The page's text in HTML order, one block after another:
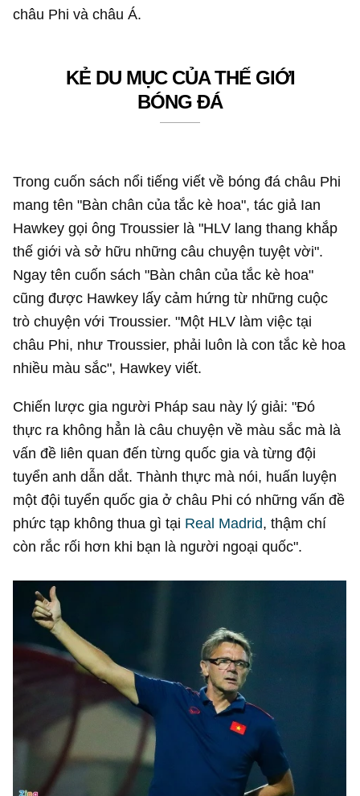
châu Phi và châu Á.
KẺ DU MỤC CỦA THẾ GIỚI
BÓNG ĐÁ
Trong cuốn sách nổi tiếng viết về bóng đá châu Phi
mang tên "Bàn chân của tắc kè hoa", tác giả Ian
Hawkey gọi ông Troussier là "HLV lang thang khắp
thế giới và sở hữu những câu chuyện tuyệt vời".
Ngay tên cuốn sách "Bàn chân của tắc kè hoa"
cũng được Hawkey lấy cảm hứng từ những cuộc
trò chuyện với Troussier. "Một HLV làm việc tại
châu Phi, như Troussier, phải luôn là con tắc kè hoa
nhiều màu sắc", Hawkey viết.
Chiến lược gia người Pháp sau này lý giải: "Đó
thực ra không hẳn là câu chuyện về màu sắc mà là
vấn đề liên quan đến từng quốc gia và từng đội
tuyển anh dẫn dắt. Thành thực mà nói, huấn luyện
một đội tuyển quốc gia ở châu Phi có những vấn đề
phức tạp không thua gì tại Real Madrid, thậm chí
còn rắc rối hơn khi bạn là người ngoại quốc".